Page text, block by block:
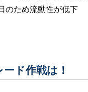
のため流動性が低下
ド作戦は！